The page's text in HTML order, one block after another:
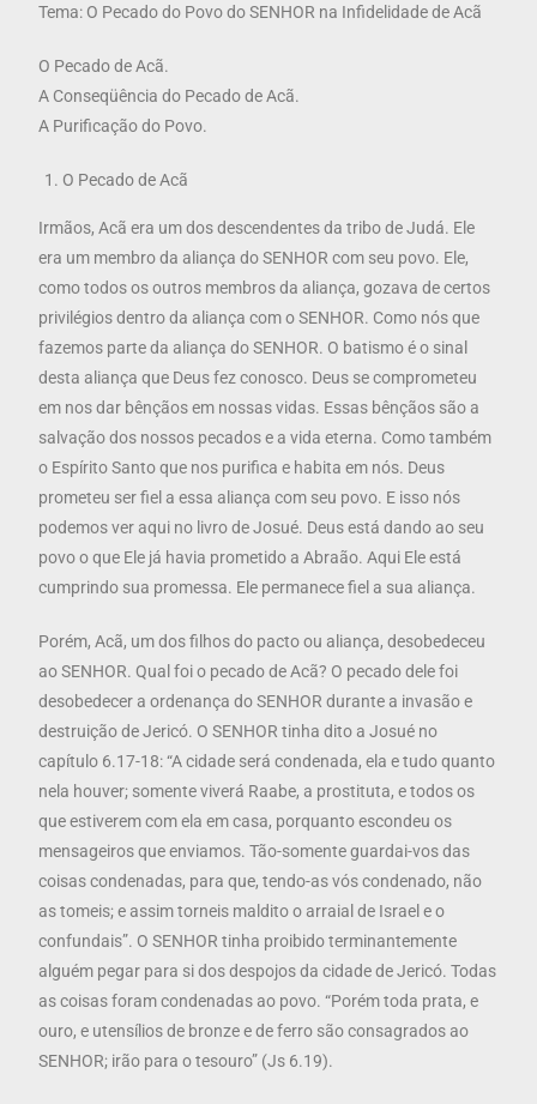
Tema: O Pecado do Povo do SENHOR na Infidelidade de Acã
O Pecado de Acã.
A Conseqüência do Pecado de Acã.
A Purificação do Povo.
O Pecado de Acã
Irmãos, Acã era um dos descendentes da tribo de Judá. Ele
era um membro da aliança do SENHOR com seu povo. Ele,
como todos os outros membros da aliança, gozava de certos
privilégios dentro da aliança com o SENHOR. Como nós que
fazemos parte da aliança do SENHOR. O batismo é o sinal
desta aliança que Deus fez conosco. Deus se comprometeu
em nos dar bênçãos em nossas vidas. Essas bênçãos são a
salvação dos nossos pecados e a vida eterna. Como também
o Espírito Santo que nos purifica e habita em nós. Deus
prometeu ser fiel a essa aliança com seu povo. E isso nós
podemos ver aqui no livro de Josué. Deus está dando ao seu
povo o que Ele já havia prometido a Abraão. Aqui Ele está
cumprindo sua promessa. Ele permanece fiel a sua aliança.
Porém, Acã, um dos filhos do pacto ou aliança, desobedeceu
ao SENHOR. Qual foi o pecado de Acã? O pecado dele foi
desobedecer a ordenança do SENHOR durante a invasão e
destruição de Jericó. O SENHOR tinha dito a Josué no
capítulo 6.17-18: “A cidade será condenada, ela e tudo quanto
nela houver; somente viverá Raabe, a prostituta, e todos os
que estiverem com ela em casa, porquanto escondeu os
mensageiros que enviamos. Tão-somente guardai-vos das
coisas condenadas, para que, tendo-as vós condenado, não
as tomeis; e assim torneis maldito o arraial de Israel e o
confundais”. O SENHOR tinha proibido terminantemente
alguém pegar para si dos despojos da cidade de Jericó. Todas
as coisas foram condenadas ao povo. “Porém toda prata, e
ouro, e utensílios de bronze e de ferro são consagrados ao
SENHOR; irão para o tesouro” (Js 6.19).